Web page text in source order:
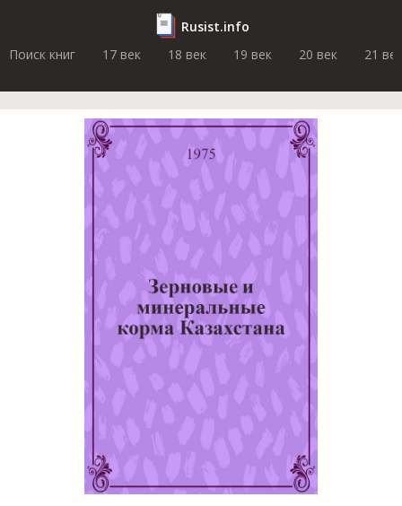
Rusist.info
Поиск книг
17 век 18 век 19 век 20 век 21 век